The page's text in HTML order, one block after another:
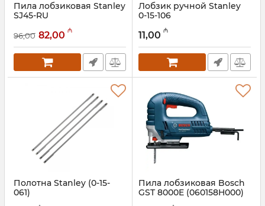
Пила лобзиковая Stanley
SJ45-RU
017008020
96,00 82,00 ₼
Лобзик ручной Stanley
0-15-106
Артикул:
11,00 ₼
Полотна Stanley (0-15-
061)
Артикул:
Пила лобзиковая Bosch
GST 8000E (060158H000)
017008002